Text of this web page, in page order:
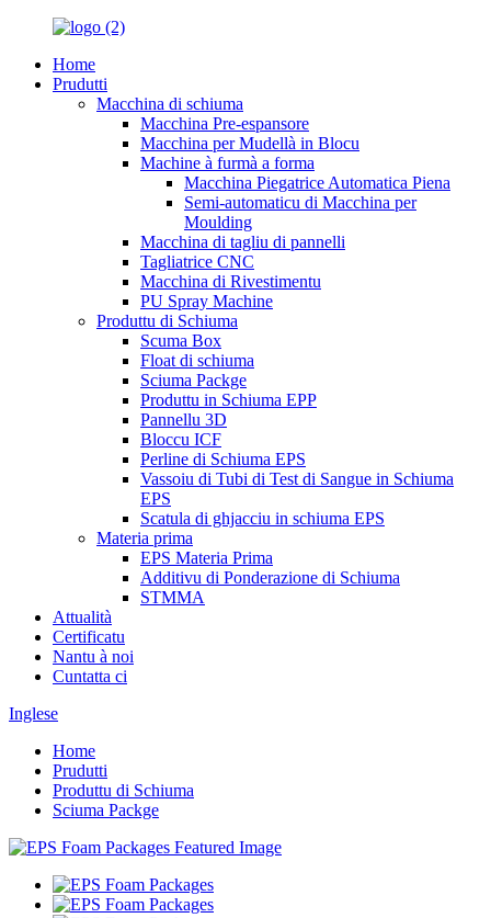
Home
Prudutti
Macchina di schiuma
Macchina Pre-espansore
Macchina per Mudellà in Blocu
Machine à furmà a forma
Macchina Piegatrice Automatica Piena
Semi-automaticu di Macchina per
Moulding
Macchina di tagliu di pannelli
Tagliatrice CNC
Macchina di Rivestimentu
PU Spray Machine
Produttu di Schiuma
Scuma Box
Float di schiuma
Sciuma Packge
Produttu in Schiuma EPP
Pannellu 3D
Bloccu ICF
Perline di Schiuma EPS
Vassoiu di Tubi di Test di Sangue in Schiuma
EPS
Scatula di ghjacciu in schiuma EPS
Materia prima
EPS Materia Prima
Additivu di Ponderazione di Schiuma
STMMA
Attualità
Certificatu
Nantu à noi
Cuntatta ci
Inglese
Home
Prudutti
Produttu di Schiuma
Sciuma Packge